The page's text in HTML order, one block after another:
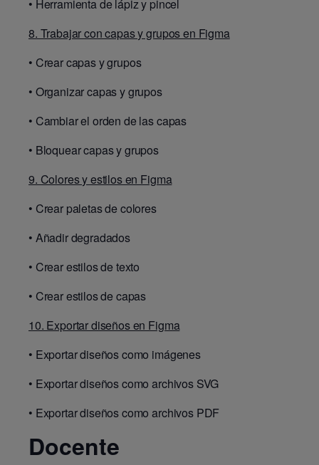
• Herramienta de lápiz y pincel
8. Trabajar con capas y grupos en Figma
• Crear capas y grupos
• Organizar capas y grupos
• Cambiar el orden de las capas
• Bloquear capas y grupos
9. Colores y estilos en Figma
• Crear paletas de colores
• Añadir degradados
• Crear estilos de texto
• Crear estilos de capas
10. Exportar diseños en Figma
• Exportar diseños como imágenes
• Exportar diseños como archivos SVG
• Exportar diseños como archivos PDF
Docente